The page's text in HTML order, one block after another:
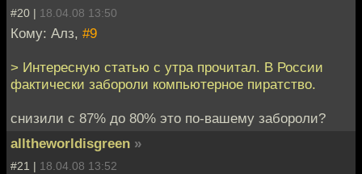
#20 | 18.04.08 13:50
Кому: Алз, #9
> Интересную статью с утра прочитал. В России
фактически забороли компьютерное пиратство.
снизили с 87% до 80% это по-вашему забороли?
alltheworldisgreen »
#21 | 18.04.08 13:52